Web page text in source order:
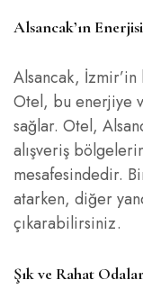
Alsancak’ın
Alsancak,
Otel, bu enerjiye
sağlar. Otel,
alışveriş
mesafesindedir.
atarken, diğer
çıkarabilirsiniz.
Şık ve Rahat Odalar